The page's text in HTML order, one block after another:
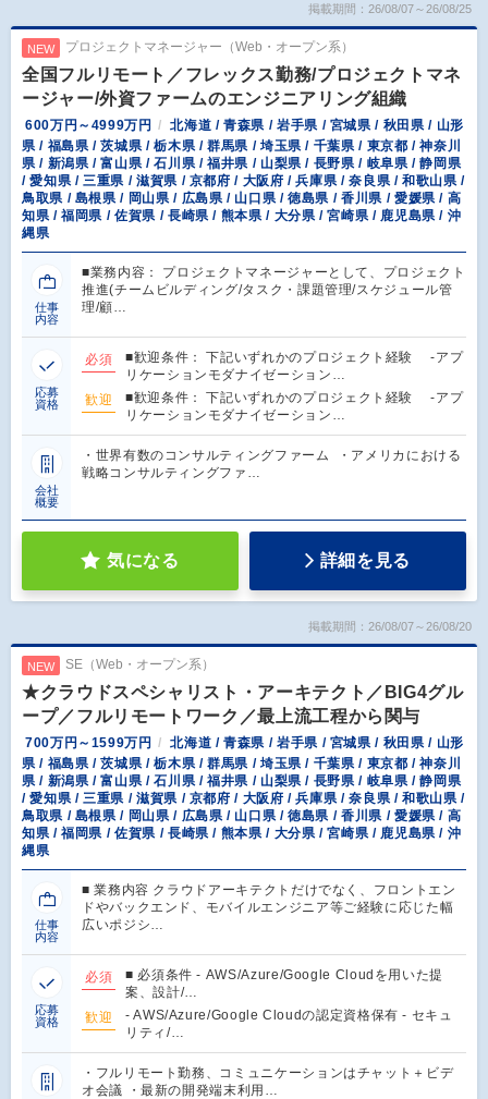
掲載期間：26/08/07～26/08/25
NEW プロジェクトマネージャー（Web・オープン系）
全国フルリモート／フレックス勤務/プロジェクトマネ
ージャー/外資ファームのエンジニアリング組織
600万円～4999万円
北海道 / 青森県 / 岩手県 / 宮城県 / 秋田県 / 山形
県 / 福島県 / 茨城県 / 栃木県 / 群馬県 / 埼玉県 / 千葉県 / 東京都 / 神奈川
県 / 新潟県 / 富山県 / 石川県 / 福井県 / 山梨県 / 長野県 / 岐阜県 / 静岡県
/ 愛知県 / 三重県 / 滋賀県 / 京都府 / 大阪府 / 兵庫県 / 奈良県 / 和歌山県 /
鳥取県 / 島根県 / 岡山県 / 広島県 / 山口県 / 徳島県 / 香川県 / 愛媛県 / 高
知県 / 福岡県 / 佐賀県 / 長崎県 / 熊本県 / 大分県 / 宮崎県 / 鹿児島県 / 沖
縄県
仕事
内容
■業務内容： プロジェクトマネージャーとして、プロジェクト
推進(チームビルディング/タスク・課題管理/スケジュール管
理/顧…
応募
資格
必須
■歓迎条件： 下記いずれかのプロジェクト経験 -アプ
リケーションモダナイゼーション…
歓迎
■歓迎条件： 下記いずれかのプロジェクト経験 -アプ
リケーションモダナイゼーション…
会社
概要
・世界有数のコンサルティングファーム ・アメリカにおける
戦略コンサルティングファ…
気になる 詳細を見る
掲載期間：26/08/07～26/08/20
NEW SE（Web・オープン系）
★クラウドスペシャリスト・アーキテクト／BIG4グル
ープ／フルリモートワーク／最上流工程から関与
700万円～1599万円
北海道 / 青森県 / 岩手県 / 宮城県 / 秋田県 / 山形
県 / 福島県 / 茨城県 / 栃木県 / 群馬県 / 埼玉県 / 千葉県 / 東京都 / 神奈川
県 / 新潟県 / 富山県 / 石川県 / 福井県 / 山梨県 / 長野県 / 岐阜県 / 静岡県
/ 愛知県 / 三重県 / 滋賀県 / 京都府 / 大阪府 / 兵庫県 / 奈良県 / 和歌山県 /
鳥取県 / 島根県 / 岡山県 / 広島県 / 山口県 / 徳島県 / 香川県 / 愛媛県 / 高
知県 / 福岡県 / 佐賀県 / 長崎県 / 熊本県 / 大分県 / 宮崎県 / 鹿児島県 / 沖
縄県
仕事
内容
■ 業務内容 クラウドアーキテクトだけでなく、フロントエン
ドやバックエンド、モバイルエンジニア等ご経験に応じた幅
広いポジシ…
応募
資格
必須
■ 必須条件 - AWS/Azure/Google Cloudを用いた提
案、設計/…
歓迎
- AWS/Azure/Google Cloudの認定資格保有 - セキュ
リティ/…
・フルリモート勤務、コミュニケーションはチャット＋ビデ
オ会議 ・最新の開発端末利用…